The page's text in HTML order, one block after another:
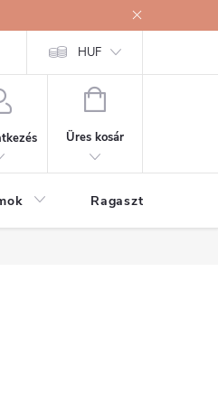
HUF
KOSÁR
Üres kosár
Ragasztók